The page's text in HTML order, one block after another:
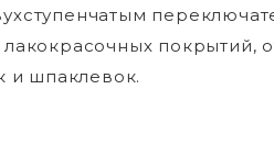
покрытий,
и шпаклевок.